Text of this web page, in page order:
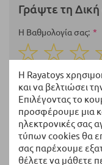
Η Rayatoys
και να βελτιώσει
Επιλέγοντας το
προσφέρουμε μια
ηλεκτρονικές σας
τύπων cookies θα
σας παρέχουμε
θέλετε να μάθετε
Γράψτε τη
Η Βαθμολογία σας
star
stars
stars
stars
stars
Ονοματεπώνυμο
Περίληψη